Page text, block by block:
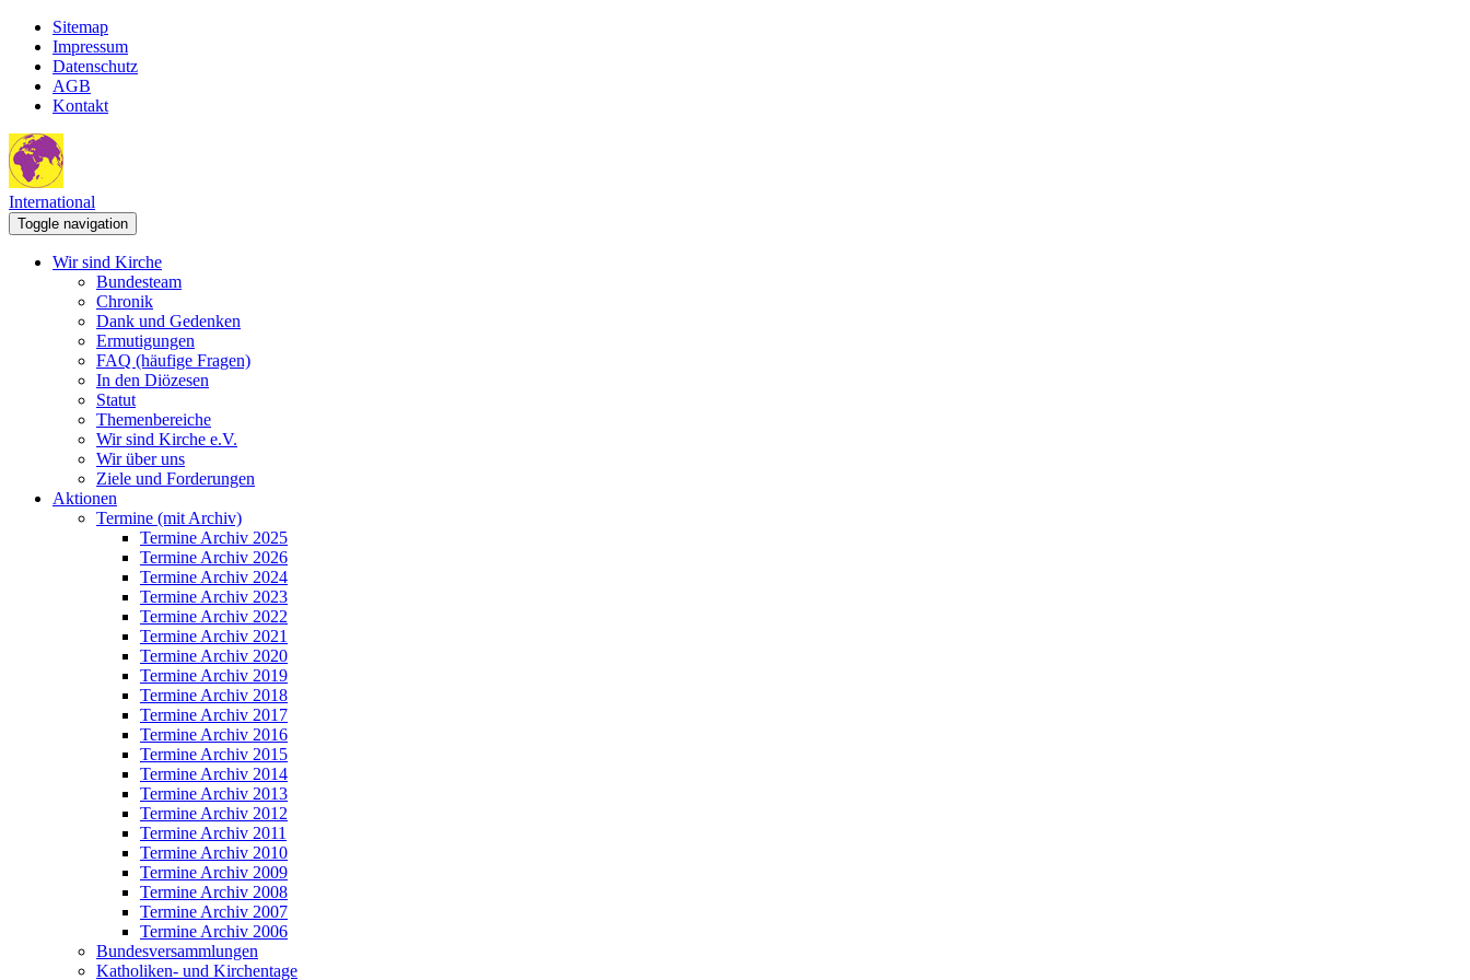
Sitemap
Impressum
Datenschutz
AGB
Kontakt
International
Toggle navigation
Wir sind Kirche
Bundesteam
Chronik
Dank und Gedenken
Ermutigungen
FAQ (häufige Fragen)
In den Diözesen
Statut
Themenbereiche
Wir sind Kirche e.V.
Wir über uns
Ziele und Forderungen
Aktionen
Termine (mit Archiv)
Termine Archiv 2025
Termine Archiv 2026
Termine Archiv 2024
Termine Archiv 2023
Termine Archiv 2022
Termine Archiv 2021
Termine Archiv 2020
Termine Archiv 2019
Termine Archiv 2018
Termine Archiv 2017
Termine Archiv 2016
Termine Archiv 2015
Termine Archiv 2014
Termine Archiv 2013
Termine Archiv 2012
Termine Archiv 2011
Termine Archiv 2010
Termine Archiv 2009
Termine Archiv 2008
Termine Archiv 2007
Termine Archiv 2006
Bundesversammlungen
Katholiken- und Kirchentage